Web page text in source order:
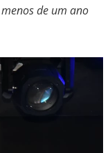
de um ano